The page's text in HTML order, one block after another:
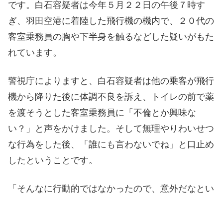
です。白石容疑者は今年５月２２日の午後７時す
ぎ、羽田空港に着陸した飛行機の機内で、２０代の
客室乗務員の胸や下半身を触るなどした疑いがもた
れています。
警視庁によりますと、白石容疑者は他の乗客が飛行
機から降りた後に体調不良を訴え、トイレの前で薬
を渡そうとした客室乗務員に「不倫とか興味な
い？」と声をかけました。そして無理やりわいせつ
な行為をした後、「誰にも言わないでね」と口止め
したということです。
「そんなに行動的ではなかったので、意外だなとい